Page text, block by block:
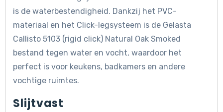
is de waterbestendigheid. Dankzij het PVC-
materiaal en het Click-legsysteem is de Gelasta
Callisto 5103 (rigid click) Natural Oak Smoked
bestand tegen water en vocht, waardoor het
perfect is voor keukens, badkamers en andere
vochtige ruimtes.
Slijtvast